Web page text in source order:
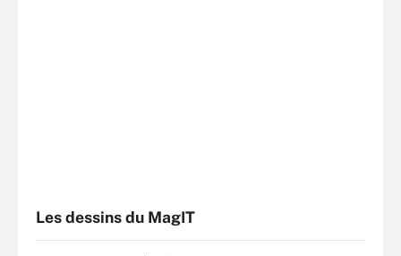
Les dessins du MagIT